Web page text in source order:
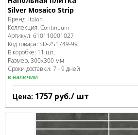
Silver Mosaico Strip
Бренд: Italon
Коллекция: Continuum
Артикул: 610110001027
Код товара: SD-251749-99
В коробке: 11 шт,
Размер: 300x300 мм
Сроки доставки: 7 - 9 дней
в наличии
Цена: 1757 руб./ шт